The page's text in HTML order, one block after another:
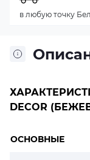
DECOR
ОСНОВНЫЕ
в любую точку